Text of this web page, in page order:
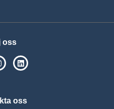
oss
på Facebook
SPSM på Instagram
oss